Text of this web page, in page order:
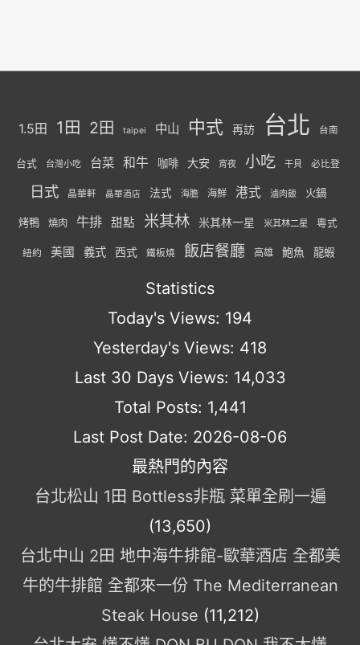
1.5田 1田 2田 taipei 中山 中式 再訪 台北 台南
台式 台灣小吃 台菜 和牛 咖啡 大安 宵夜 小吃 干貝 必比登
日式 晶華軒 晶華酒店 法式 海膽 海鮮 港式 滷肉飯 火鍋
烤鴨 燒肉 牛排 甜點 米其林 米其林一星 米其林二星 粵式
紐約 美國 義式 西式 鐵板燒 飯店餐廳 高雄 鮑魚 龍蝦
Statistics
Today's Views: 194
Yesterday's Views: 418
Last 30 Days Views: 14,033
Total Posts: 1,441
Last Post Date: 2026-08-06
最熱門的內容
台北松山 1田 Bottless非瓶 菜單全刷一遍
(13,650)
台北中山 2田 地中海牛排館-歐華酒店 全都美
牛的牛排館 全都來一份 The Mediterranean
Steak House (11,212)